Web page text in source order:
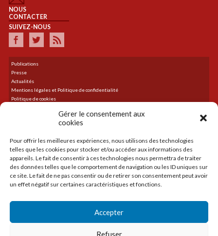
Gérer le consentement aux
cookies
Pour offrir les meilleures expériences, nous utilisons des technologies
telles que les cookies pour stocker et/ou accéder aux informations des
appareils. Le fait de consentir à ces technologies nous permettra de traiter
des données telles que le comportement de navigation ou les ID uniques sur
ce site. Le fait de ne pas consentir ou de retirer son consentement peut avoir
un effet négatif sur certaines caractéristiques et fonctions.
Accepter
Refuser
NOUS
CONTACTER
SUIVEZ-NOUS
Publications
Presse
Actualités
Mentions légales et Politique de confidentialité
Politique de cookies
DERNIER TWEET
Le flux Twitter n’est pas disponible pour le moment.
CRÉER